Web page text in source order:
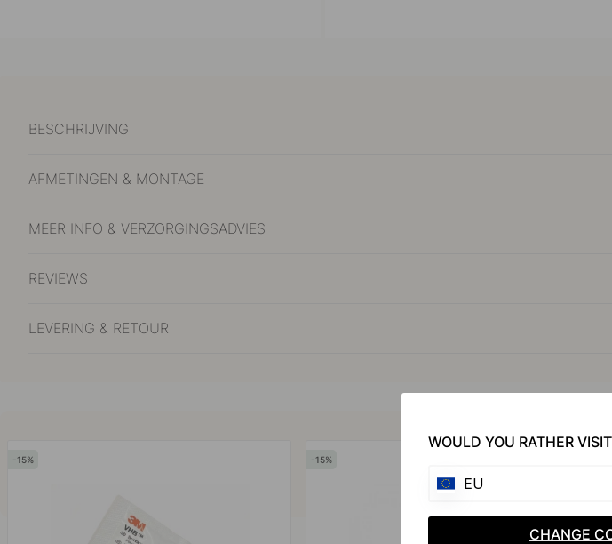
BESCHRIJVING
AFMETINGEN & MONTAGE
MEER INFO & VERZORGINGSADVIES
REVIEWS
LEVERING & RETOUR
15 15
WOULD YOU RATHER
EU
CHANGE